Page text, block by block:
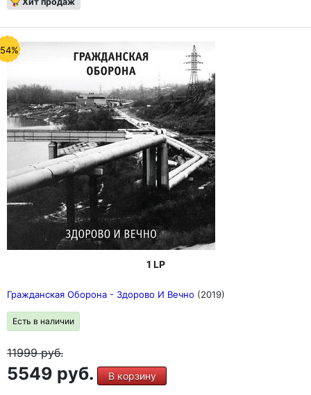
1 LP
Гражданская Оборона - Здорово И Вечно (2019)
Есть в наличии
11999руб.
5549 руб. В корзину